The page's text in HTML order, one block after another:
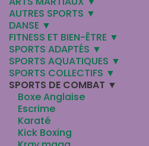
AUTRES SPORTS ▼
DANSE ▼
FITNESS ET BIEN-ÊTRE ▼
SPORTS ADAPTÉS ▼
SPORTS AQUATIQUES ▼
SPORTS COLLECTIFS ▼
SPORTS DE COMBAT ▼
Boxe Anglaise
Escrime
Karaté
Kick Boxing